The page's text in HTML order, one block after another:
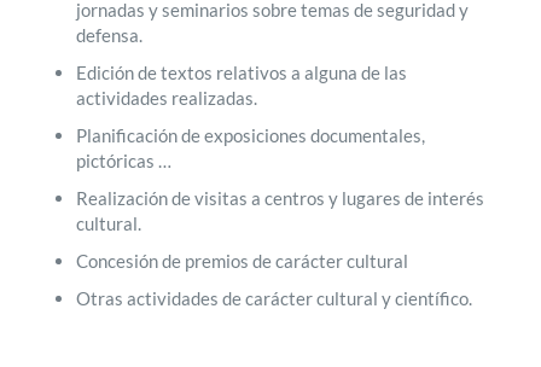
jornadas y seminarios sobre temas de seguridad y
defensa.
Edición de textos relativos a alguna de las
actividades realizadas.
Planificación de exposiciones documentales,
pictóricas …
Realización de visitas a centros y lugares de interés
cultural.
Concesión de premios de carácter cultural
Otras actividades de carácter cultural y científico.